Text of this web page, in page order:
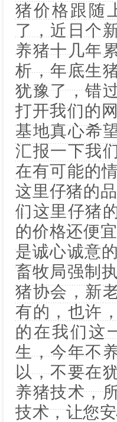
猪价格跟随
了，近日个
养猪十几年
析，年底生
犹豫了，错
打开我们的
基地真心希
汇报一下我
在有可能的
这里仔猪的
们这里仔猪
的价格还便
是诚心诚意
畜牧局强制
猪协会，新
有的，也许
的在我们这
生，今年不
以，不要在
养猪技术，
技术，让您